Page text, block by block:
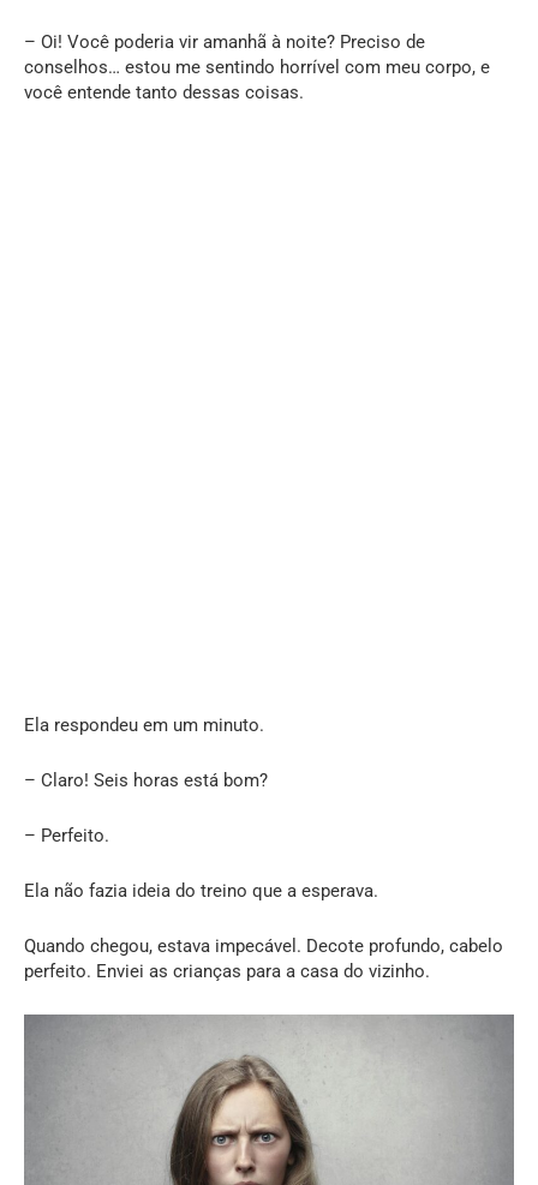
– Oi! Você poderia vir amanhã à noite? Preciso de
conselhos… estou me sentindo horrível com meu corpo, e
você entende tanto dessas coisas.
Ela respondeu em um minuto.
– Claro! Seis horas está bom?
– Perfeito.
Ela não fazia ideia do treino que a esperava.
Quando chegou, estava impecável. Decote profundo, cabelo
perfeito. Enviei as crianças para a casa do vizinho.